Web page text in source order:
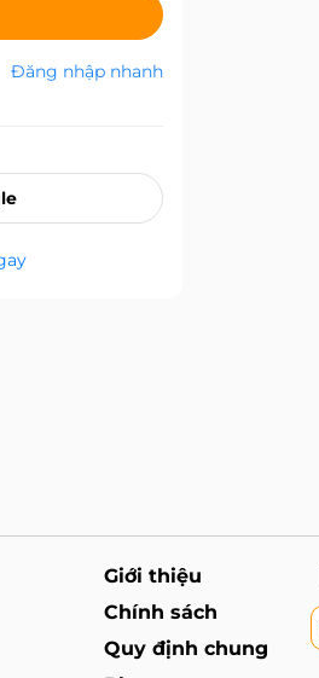
Đăng nhập nhanh
Giới thiệu
Chính sách
Quy định chung